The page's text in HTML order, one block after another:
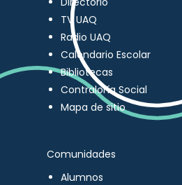
TV UAQ
Radio UAQ
Calendario Escolar
Bibliotecas
Contraloría Social
Mapa de sitio
Comunidades
Alumnos